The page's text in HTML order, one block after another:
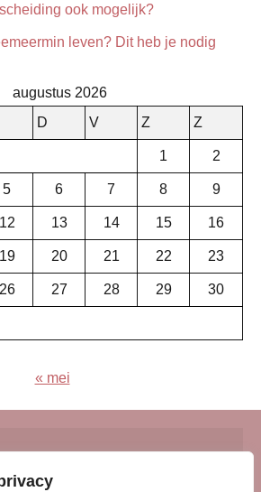
ook mogelijk?
leven? Dit heb je nodig
augustus 2026
D V Z Z
1 2
5 6 7 8 9
12 13 14 15 16
19 20 21 22 23
26 27 28 29 30
« mei